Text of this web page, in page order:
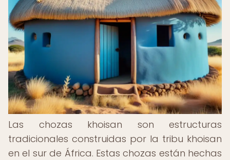
Las chozas khoisan son estructuras
tradicionales construidas por la tribu khoisan
en el sur de África. Estas chozas están hechas